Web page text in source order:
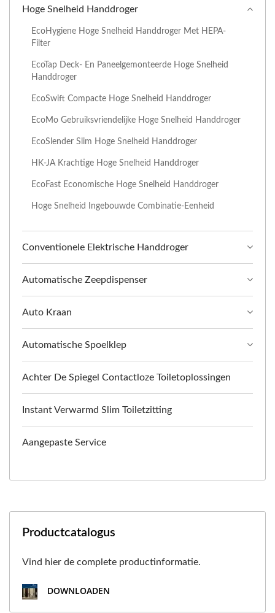
Hoge Snelheid Handdroger
EcoHygiene Hoge Snelheid Handdroger Met HEPA-
Filter
EcoTap Deck- En Paneelgemonteerde Hoge Snelheid
Handdroger
EcoSwift Compacte Hoge Snelheid Handdroger
EcoMo Gebruiksvriendelijke Hoge Snelheid Handdroger
EcoSlender Slim Hoge Snelheid Handdroger
HK-JA Krachtige Hoge Snelheid Handdroger
EcoFast Economische Hoge Snelheid Handdroger
Hoge Snelheid Ingebouwde Combinatie-Eenheid
Conventionele Elektrische Handdroger
Automatische Zeepdispenser
Auto Kraan
Automatische Spoelklep
Achter De Spiegel Contactloze Toiletoplossingen
Instant Verwarmd Slim Toiletzitting
Aangepaste Service
Productcatalogus
Vind hier de complete productinformatie.
DOWNLOADEN